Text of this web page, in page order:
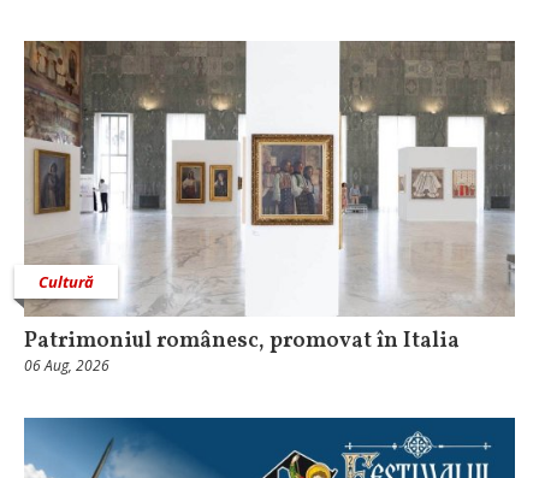
Cultură
Patrimoniul românesc, promovat în Italia
06 Aug, 2026